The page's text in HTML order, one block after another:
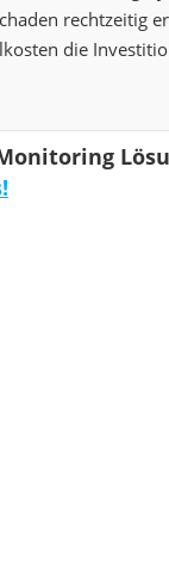
rechtzeitig
die